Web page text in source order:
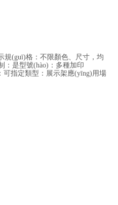
(guī)格：不限顏色、尺寸，均
：是型號(hào)：多種加印
可指定類型：展示架應(yīng)用場